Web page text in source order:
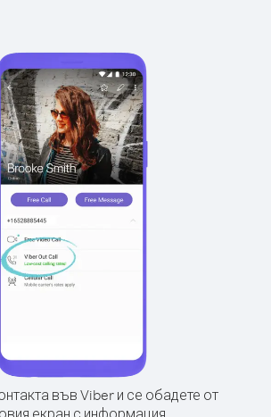
във Viber и се обадете от
екран с информация